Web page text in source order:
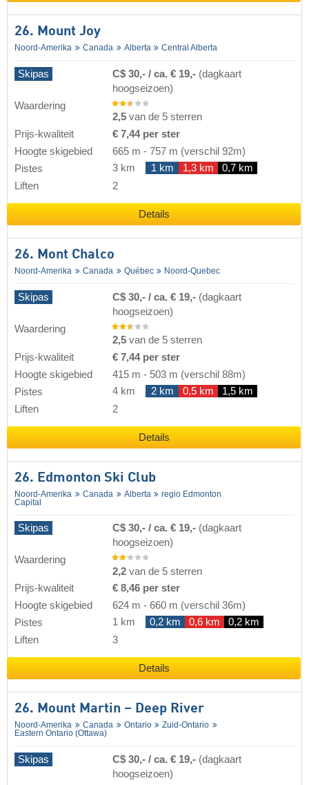
26. Mount Joy
Noord-Amerika Canada Alberta Central Alberta
Skipas C$ 30,- / ca. € 19,- (dagkaart
hoogseizoen)
Waardering
2,5 van de 5 sterren
Prijs-kwaliteit
€ 7,44 per ster
Hoogte skigebied
665 m - 757 m (verschil 92m)
Pistes
3 km 1 km 1,3 km
0,7 km
Liften
2
Details
26. Mont Chalco
Noord-Amerika Canada Québec Noord-Quebec
Skipas C$ 30,- / ca. € 19,- (dagkaart
hoogseizoen)
Waardering
2,5 van de 5 sterren
Prijs-kwaliteit
€ 7,44 per ster
Hoogte skigebied
415 m - 503 m (verschil 88m)
Pistes
4 km 2 km 0,5 km
1,5 km
Liften
2
Details
26. Edmonton Ski Club
Noord-Amerika Canada Alberta
regio Edmonton
Capital
Skipas C$ 30,- / ca. € 19,- (dagkaart
hoogseizoen)
Waardering
2,2 van de 5 sterren
Prijs-kwaliteit
€ 8,46 per ster
Hoogte skigebied
624 m - 660 m (verschil 36m)
Pistes
1 km 0,2 km 0,6 km
0,2 km
Liften
3
Details
26. Mount Martin – Deep River
Noord-Amerika Canada Ontario
Zuid-Ontario
Eastern Ontario (Ottawa)
Skipas C$ 30,- / ca. € 19,- (dagkaart
hoogseizoen)